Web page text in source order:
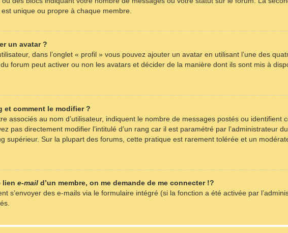
unique ou propre à chaque membre.
un avatar ?
dans l’onglet « profil » vous pouvez ajouter un avatar en utilisant l’une des
forum peut activer ou non les avatars et décider de la manière dont ils sont mis à
et comment le modifier ?
associés au nom d’utilisateur, indiquent le nombre de messages postés ou
pas directement modifier l’intitulé d’un rang car il est paramétré par l’administrateur
supérieur. Sur la plupart des forums, cette pratique est rarement tolérée et un
lien e-mail d’un membre, on me demande de me connecter !?
s’envoyer des e-mails via le formulaire intégré (si la fonction a été activée par